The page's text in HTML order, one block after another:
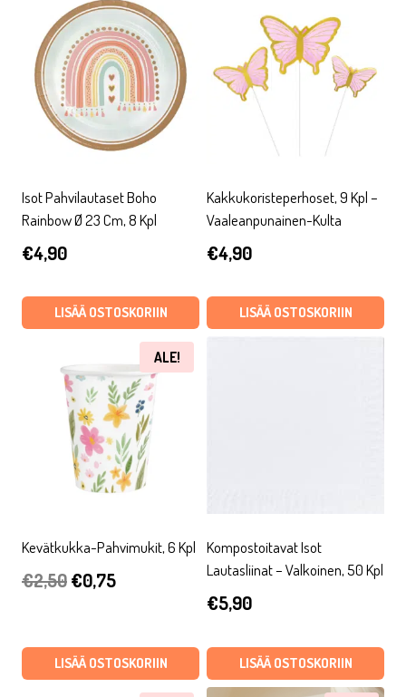
Isot Pahvilautaset Boho
Rainbow Ø 23 Cm, 8 Kpl
€4,90
LISÄÄ OSTOSKORIIN
Kakkukoristeperhoset, 9 Kpl –
Vaaleanpunainen-Kulta
€4,90
LISÄÄ OSTOSKORIIN
ALE!
Kevätkukka-Pahvimukit, 6 Kpl
€2,50Alkuperäinen
€2,50.
€0,75Nykyinen
€0,75.
LISÄÄ OSTOSKORIIN
Kompostoitavat Isot
Lautasliinat – Valkoinen, 50 Kpl
€5,90
LISÄÄ OSTOSKORIIN